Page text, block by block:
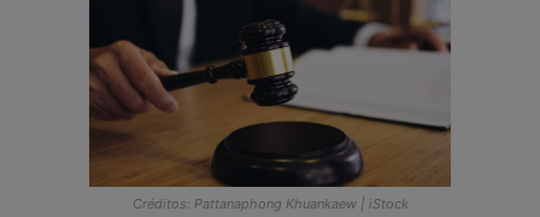
Créditos: Pattanaphong Khuankaew | iStock